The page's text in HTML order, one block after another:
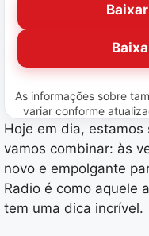
As informações sobre
variar conforme
Hoje em dia,
vamos combinar: às
novo e empolgante
Radio é como aquele
tem uma dica incrível.